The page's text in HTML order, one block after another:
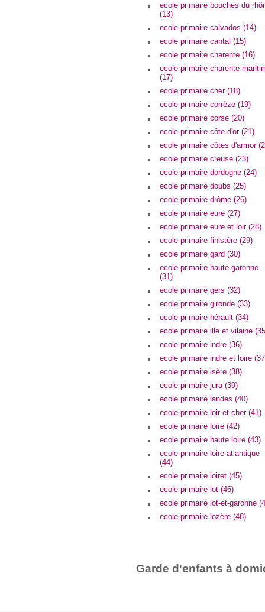
ecole primaire bouches du
(13)
ecole primaire calvados (14)
ecole primaire cantal (15)
ecole primaire charente (16)
ecole primaire charente
(17)
ecole primaire cher (18)
ecole primaire corrèze (19)
ecole primaire corse (20)
ecole primaire côte d'or (21)
ecole primaire côtes d'armor
ecole primaire creuse (23)
ecole primaire dordogne (24)
ecole primaire doubs (25)
ecole primaire drôme (26)
ecole primaire eure (27)
ecole primaire eure et loir (28)
ecole primaire finistère (29)
ecole primaire gard (30)
ecole primaire haute garonne
(31)
ecole primaire gers (32)
ecole primaire gironde (33)
ecole primaire hérault (34)
ecole primaire ille et vilaine
ecole primaire indre (36)
ecole primaire indre et loire
ecole primaire isère (38)
ecole primaire jura (39)
ecole primaire landes (40)
ecole primaire loir et cher (41)
ecole primaire loire (42)
ecole primaire haute loire (43)
ecole primaire loire atlantique
(44)
ecole primaire loiret (45)
ecole primaire lot (46)
ecole primaire lot-et-garonne
ecole primaire lozère (48)
Garde d'enfants à